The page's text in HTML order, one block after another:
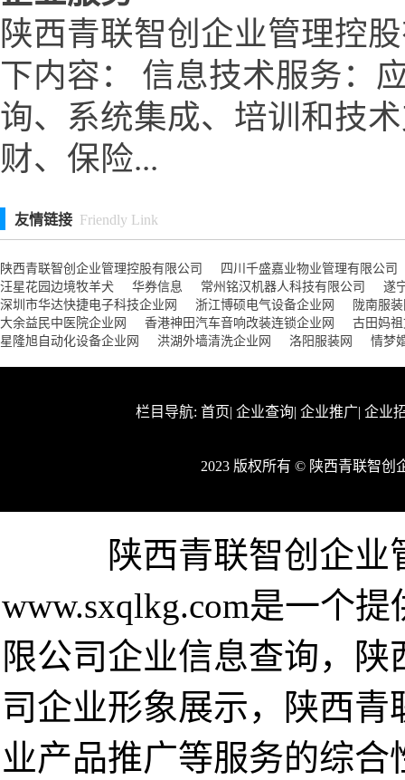
陕西青联智创企业管理控
下内容： 信息技术服务：
询、系统集成、培训和技
财、保险...
友情链接 Friendly Link
陕西青联智创企业管理控股有限公司
四川千盛嘉业物业管理有限公司
汪星花园边境牧羊犬
华券信息 常州铭汉机器人科技有限公司
遂
深圳市华达快捷电子科技企业网
浙江博硕电气设备企业网
陇南服
大余益民中医院企业网
香港神田汽车音响改装连锁企业网
古田妈
星隆旭自动化设备企业网
洪湖外墙清洗企业网 洛阳服装网 情梦
栏目导航: 首页| 企业查询| 企业推广| 企业
2023 版权所有 © 陕西青联智
陕西青联智创企
www.sxqlkg.com是一个
限公司企业信息查询，
司企业形象展示，陕西
业产品推广等服务的综